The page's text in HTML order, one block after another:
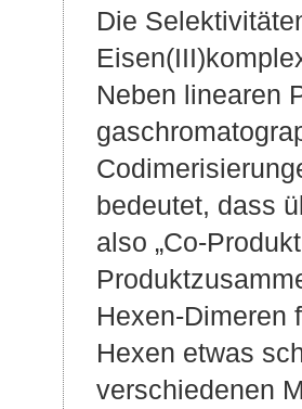
Die
Neben linearen
bedeutet, dass
also „Co-
Hexen-Dimeren
Hexen etwas
verschiedenen